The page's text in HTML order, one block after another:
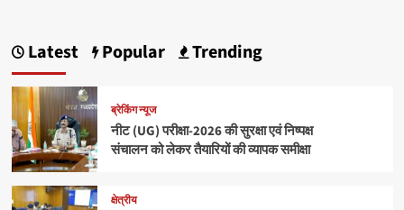
Latest Popular Trending
ब्रेकिंग न्यूज
नीट (UG) परीक्षा-2026 की सुरक्षा एवं निष्पक्ष
संचालन को लेकर तैयारियों की व्यापक समीक्षा
क्षेत्रीय